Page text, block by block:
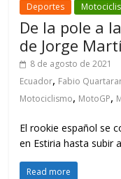
Deportes
De la pole a
de Jorge
8 de agosto de 2021
Ecuador, Fabio
Motociclismo, MotoGP,
El rookie español se
en Estiria hasta subir
Read more